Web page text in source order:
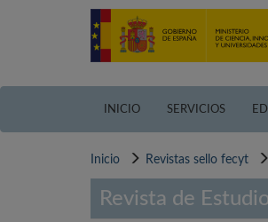
INICIO SERVICIOS
Inicio Revistas sello fecyt
Revista de